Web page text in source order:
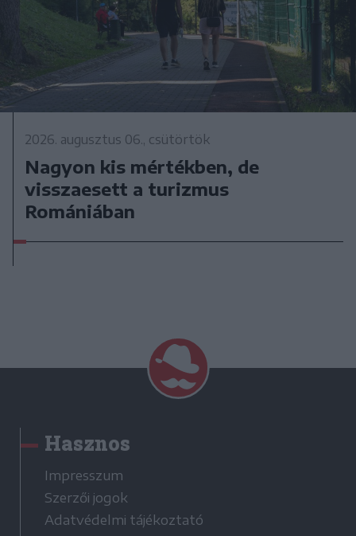
2026. augusztus 06., csütörtök
Nagyon kis mértékben, de
visszaesett a turizmus
Romániában
Hasznos
Impresszum
Szerzői jogok
Adatvédelmi tájékoztató